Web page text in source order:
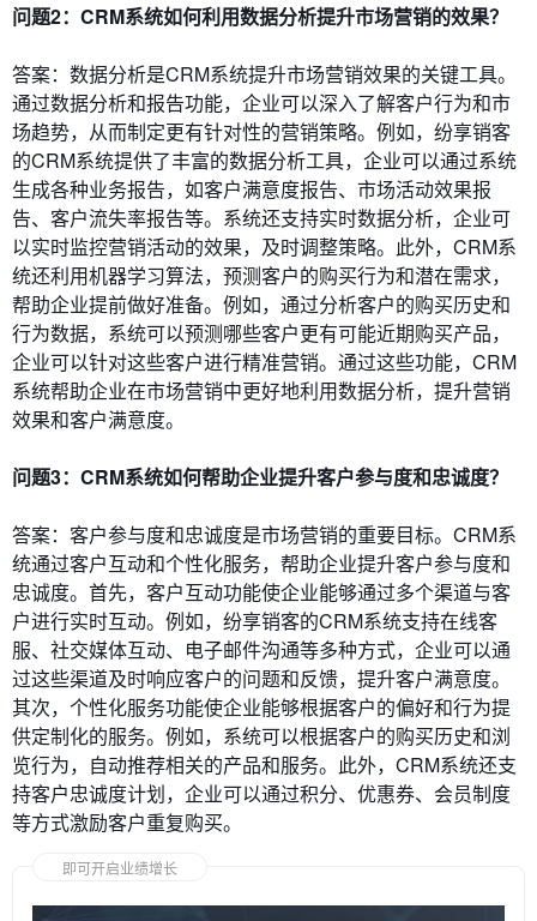
问题2：CRM系统如何利用数据分析提升市场营销的效果？
答案：数据分析是CRM系统提升市场营销效果的关键工具。
通过数据分析和报告功能，企业可以深入了解客户行为和市
场趋势，从而制定更有针对性的营销策略。例如，纷享销客
的CRM系统提供了丰富的数据分析工具，企业可以通过系统
生成各种业务报告，如客户满意度报告、市场活动效果报
告、客户流失率报告等。系统还支持实时数据分析，企业可
以实时监控营销活动的效果，及时调整策略。此外，CRM系
统还利用机器学习算法，预测客户的购买行为和潜在需求，
帮助企业提前做好准备。例如，通过分析客户的购买历史和
行为数据，系统可以预测哪些客户更有可能近期购买产品，
企业可以针对这些客户进行精准营销。通过这些功能，CRM
系统帮助企业在市场营销中更好地利用数据分析，提升营销
效果和客户满意度。
问题3：CRM系统如何帮助企业提升客户参与度和忠诚度？
答案：客户参与度和忠诚度是市场营销的重要目标。CRM系
统通过客户互动和个性化服务，帮助企业提升客户参与度和
忠诚度。首先，客户互动功能使企业能够通过多个渠道与客
户进行实时互动。例如，纷享销客的CRM系统支持在线客
服、社交媒体互动、电子邮件沟通等多种方式，企业可以通
过这些渠道及时响应客户的问题和反馈，提升客户满意度。
其次，个性化服务功能使企业能够根据客户的偏好和行为提
供定制化的服务。例如，系统可以根据客户的购买历史和浏
览行为，自动推荐相关的产品和服务。此外，CRM系统还支
持客户忠诚度计划，企业可以通过积分、优惠券、会员制度
等方式激励客户重复购买。
即可开启业绩增长